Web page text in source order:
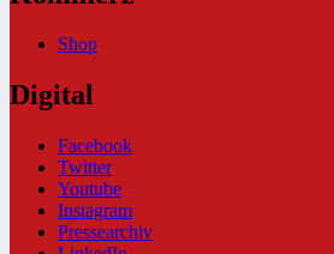
Shop
Digital
Facebook
Twitter
Youtube
Instagram
Pressearchiv